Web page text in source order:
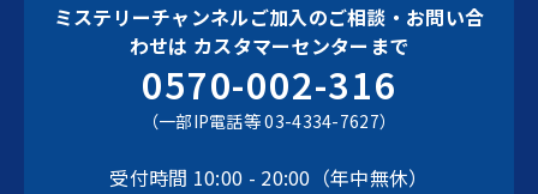
ミステリーチャンネルご加入のご相談・お問い合
わせは カスタマーセンターまで
0570-002-316
（一部IP電話等 03-4334-7627）
受付時間 10:00 - 20:00（年中無休）